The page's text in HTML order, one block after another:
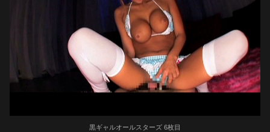
黒ギャルオールスターズ 6枚目